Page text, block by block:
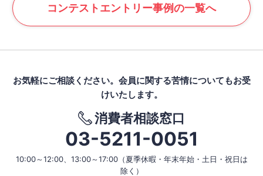
コンテストエントリー事例の一覧へ
お気軽にご相談ください。 会員に関する苦情についてもお受
けいたします。
消費者相談窓口
03-5211-0051
10:00～12:00、13:00～17:00（夏季休暇・年末年始・土日・祝日は
除く）